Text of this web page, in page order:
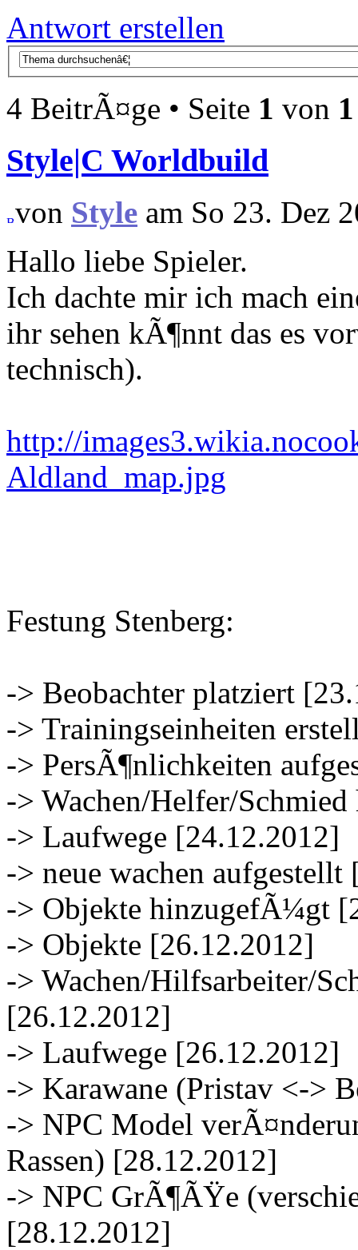
Antwort erstellen
4 BeitrÃ¤ge • Seite 1 von 1
Style|C Worldbuild
von Style am So 23. Dez
Hallo liebe Spieler.
Ich dachte mir ich mach
ihr sehen kÃ¶nnt das es
technisch).
http://
Aldland_map.jpg
Festung Stenberg:
-> Beobachter platziert
-> Trainingseinheiten
-> PersÃ¶nlichkeiten
-> Wachen/Helfer/
-> Laufwege [24.12.2012]
-> neue wachen
-> Objekte hinzugefÃ¼gt
-> Objekte [26.12.2012]
-> Wachen/Hilfsarbeiter/
[26.12.2012]
-> Laufwege [26.12.2012]
-> Karawane (Pristav <->
-> NPC Model
Rassen) [28.12.2012]
-> NPC GrÃ¶ÃŸe
[28.12.2012]